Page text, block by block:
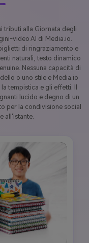
tributi alla Giornata degli
video AI di Media.io.
di ringraziamento e
naturali, testo dinamico
Nessuna capacità di
o uno stile e Media.io
tempistica e gli effetti. Il
lucido e degno di un
per la condivisione social
all'istante.